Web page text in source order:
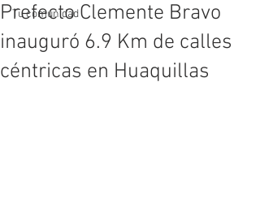
Tu comunidad
Prefecto Clemente Bravo
inauguró 6.9 Km de calles
céntricas en Huaquillas